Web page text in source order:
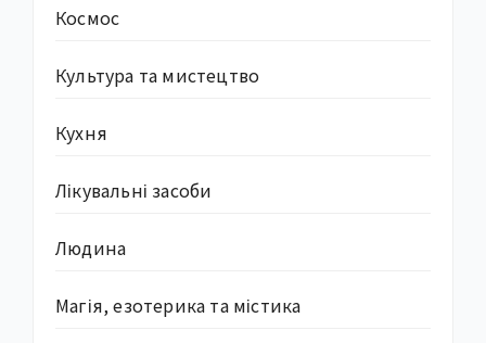
Космос
Культура та мистецтво
Кухня
Лікувальні засоби
Людина
Магія, езотерика та містика